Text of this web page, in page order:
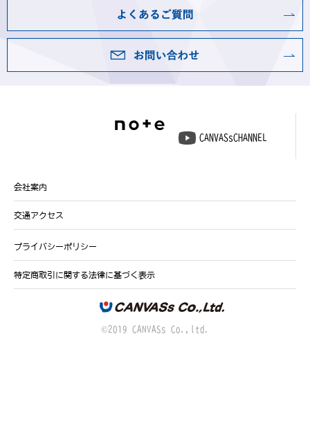
CANVASsCHANNEL
会社案内
交通アクセス
プライバシーポリシー
特定商取引に関する法律に基づく表示
©2019 CANVASs Co.,ltd.